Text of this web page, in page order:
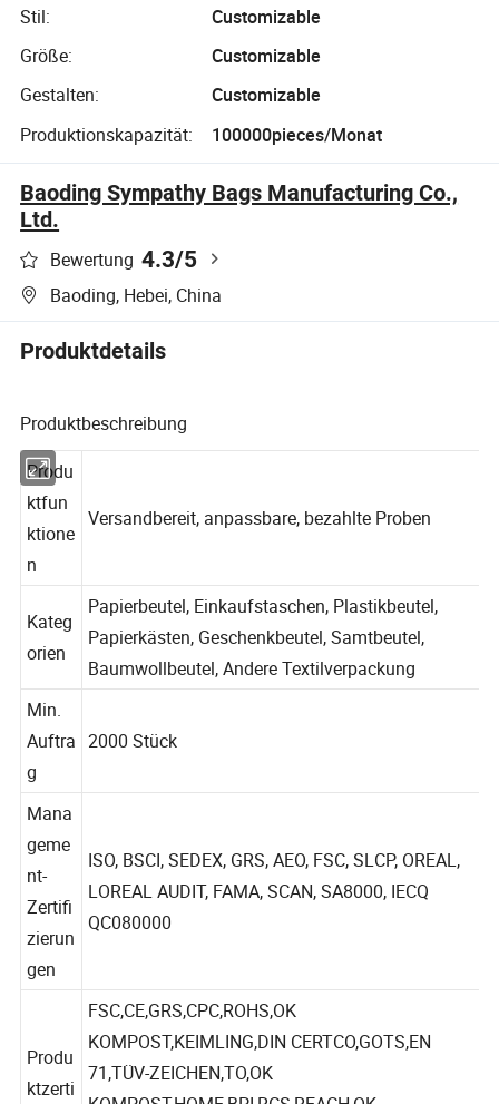
Stil:
Customizable
Größe:
Customizable
Gestalten:
Customizable
Produktionskapazität:
100000pieces/Monat
Baoding Sympathy Bags Manufacturing Co.,
Ltd.
Bewertung 4.3/5
Baoding, Hebei, China
Produktdetails
Produktbeschreibung
Produ
ktfun
ktione
n
Kateg
Papierbeutel, Einkaufstaschen, Plastikbeutel,
Papierkästen, Geschenkbeutel, Samtbeutel,
Baumwollbeutel, Andere Textilverpackung
Min.
Auftra
g
Mana
geme
nt-
Zertifi
zierun
gen
ISO, BSCI, SEDEX, GRS, AEO, FSC, SLCP, OREAL,
LOREAL AUDIT, FAMA, SCAN, SA8000, IECQ
Produ
FSC,CE,GRS,CPC,ROHS,OK
KOMPOST,KEIMLING,DIN CERTCO,GOTS,EN